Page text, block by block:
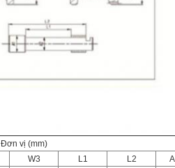
Đơn vị (mm)
W3 L1 L2